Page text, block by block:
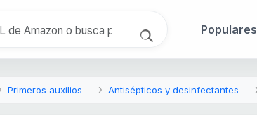
Populares
Primeros auxilios Antisépticos y desinfectantes